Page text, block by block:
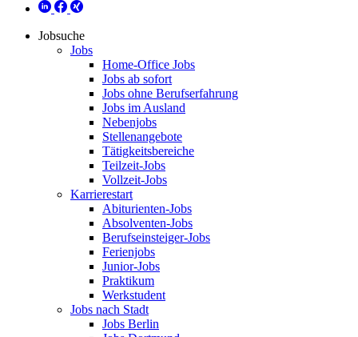
Jobsuche
Jobs
Home-Office Jobs
Jobs ab sofort
Jobs ohne Berufserfahrung
Jobs im Ausland
Nebenjobs
Stellenangebote
Tätigkeitsbereiche
Teilzeit-Jobs
Vollzeit-Jobs
Karrierestart
Abiturienten-Jobs
Absolventen-Jobs
Berufseinsteiger-Jobs
Ferienjobs
Junior-Jobs
Praktikum
Werkstudent
Jobs nach Stadt
Jobs Berlin